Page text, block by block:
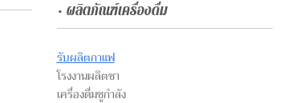
• ผลิตภัณฑ์เครื่องดื่ม
รับผลิตกาแฟ
โรงงานผลิตชา
เครื่องดื่มชูกำลัง